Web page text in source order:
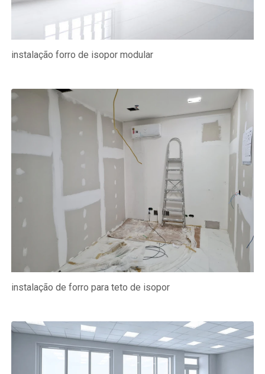
instalação forro de isopor modular
instalação de forro para teto de isopor